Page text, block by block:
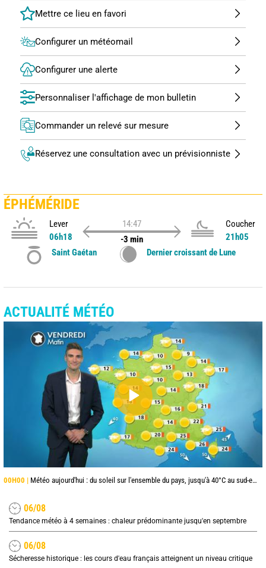
Configurer un météomail
Configurer une alerte
Personnaliser l'affichage de mon bulletin
Commander un relevé sur mesure
Réservez une consultation avec un prévisionniste
ÉPHÉMÉRIDE
Lever
06h18
14:47
-3 min
Coucher
21h05
Saint Gaétan
Dernier croissant de Lune
ACTUALITÉ MÉTÉO
00H00 | Météo aujourd'hui : du soleil sur l'ensemble du pays, jusqu'à 40°C au sud-est
06/08
Tendance météo à 4 semaines : chaleur prédominante jusqu'en septembre
06/08
Sécheresse historique : les cours d'eau français atteignent un niveau critique